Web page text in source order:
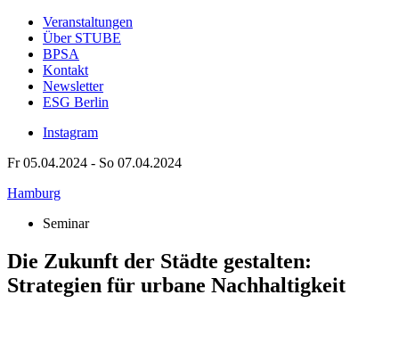
Veranstaltungen
Über STUBE
BPSA
Kontakt
Newsletter
ESG Berlin
Instagram
Fr 05.04.2024 - So 07.04.2024
Hamburg
Seminar
Die Zukunft der Städte gestalten:
Strategien für urbane Nachhaltigkeit